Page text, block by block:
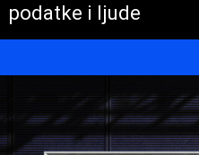
podatke i ljude